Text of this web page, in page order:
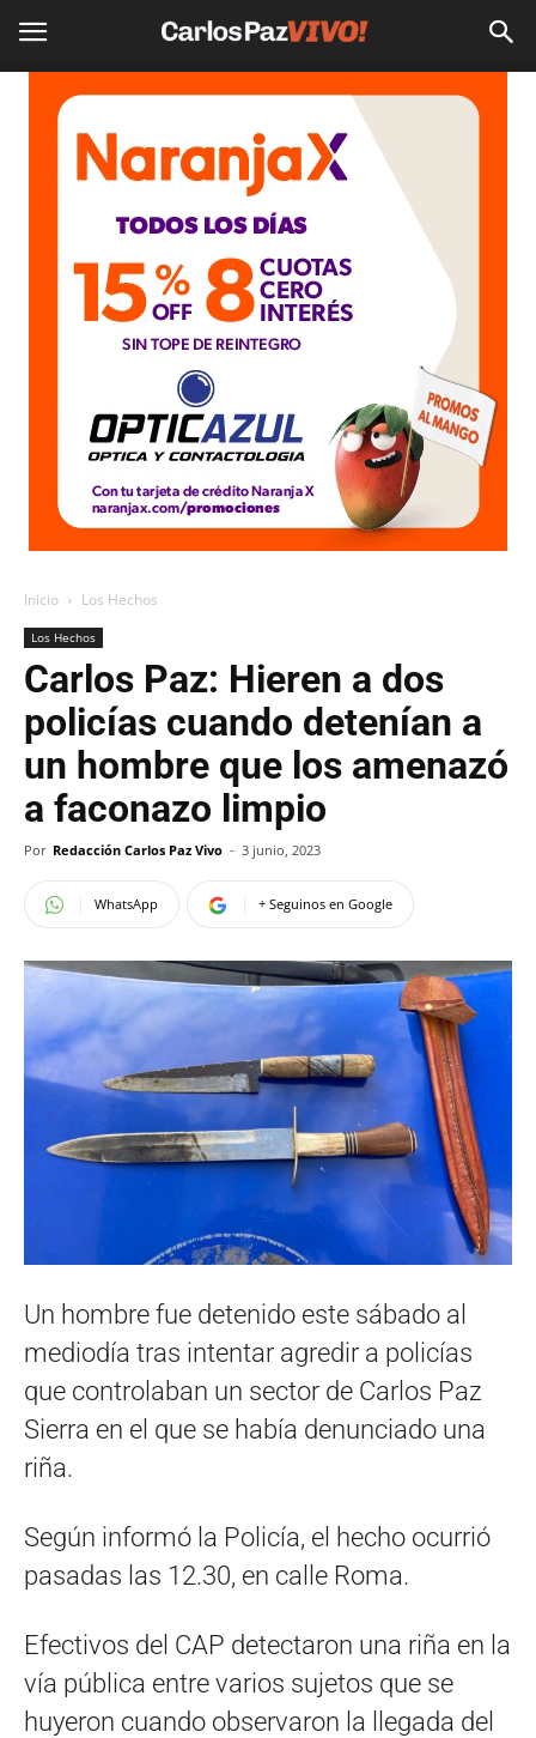
Inicio Los Hechos
Los Hechos
Carlos Paz: Hieren a dos
policías cuando detenían a
un hombre que los amenazó
a faconazo limpio
Por Redacción Carlos Paz Vivo - 3 junio, 2023
WhatsApp + Seguinos en Google
Un hombre fue detenido este sábado al
mediodía tras intentar agredir a policías
que controlaban un sector de Carlos Paz
Sierra en el que se había denunciado una
riña.
Según informó la Policía, el hecho ocurrió
pasadas las 12.30, en calle Roma.
Efectivos del CAP detectaron una riña en la
vía pública entre varios sujetos que se
huyeron cuando observaron la llegada del